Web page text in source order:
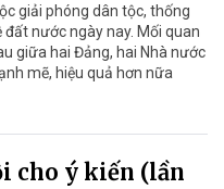
giải phóng dân tộc, thống
nước ngày nay. Mối quan
giữa hai Đảng, hai Nhà nước
mẽ, hiệu quả hơn nữa
cho ý kiến (lần